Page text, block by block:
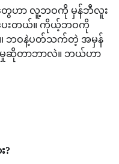
တွေဟာ လူ့ဘဝကို မှန်ဘီလူး
ေးတယ်။ ကိုယ့်ဘဝကို
။ ဘဝနဲ့ပတ်သက်တဲ့ အမှန်
မှုဆိုတာဘာလဲ။ ဘယ်ဟာ
?